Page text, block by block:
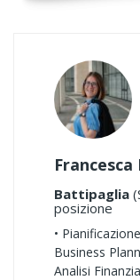
Battipaglia
posizione
•
Business
Analisi